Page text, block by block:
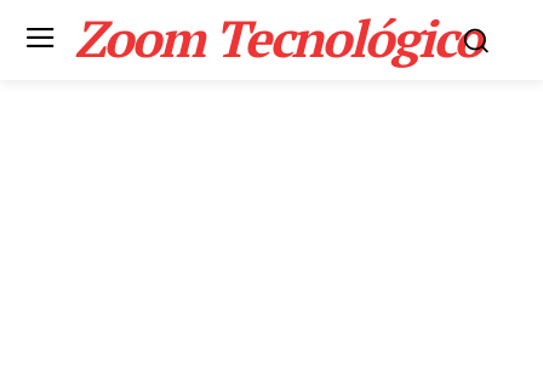
Zoom Tecnológico